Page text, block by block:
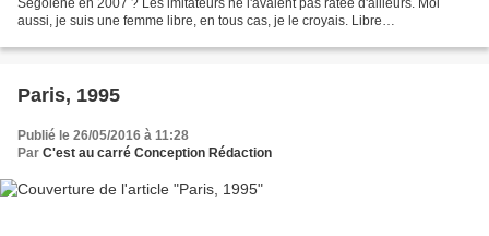
aussi, je suis une femme libre, en tous cas, je le croyais. Libre
Paris, 1995
Publié le 26/05/2016 à 11:28
Par C'est au carré Conception Rédaction